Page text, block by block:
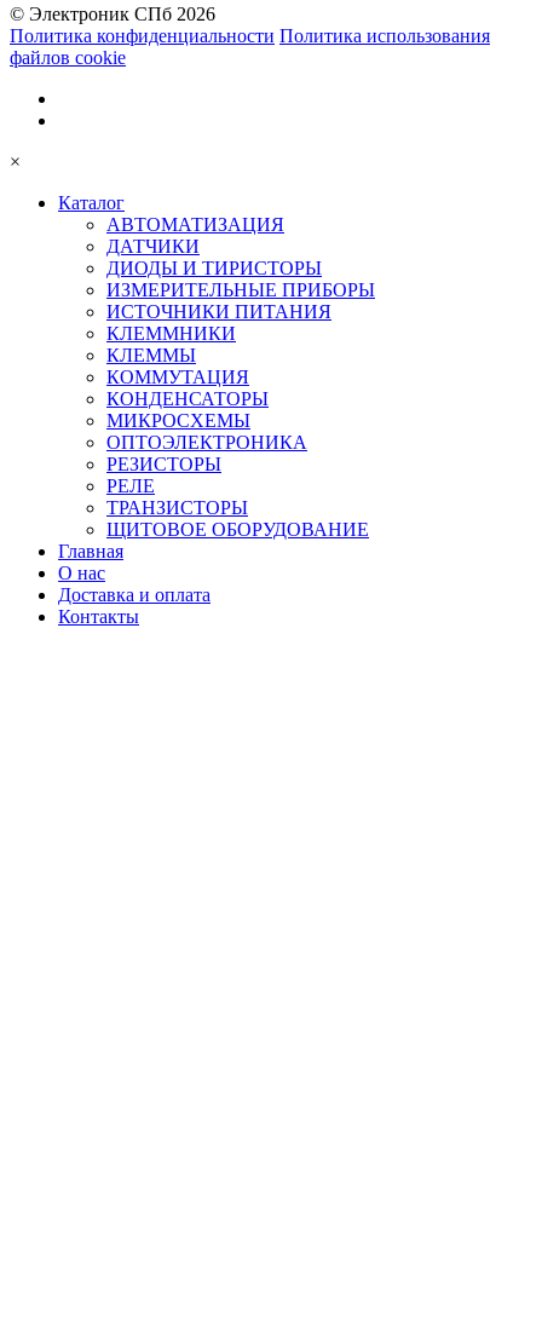
© Электроник СПб 2026
Политика конфиденциальности Политика использования
файлов cookie
×
Каталог
АВТОМАТИЗАЦИЯ
ДАТЧИКИ
ДИОДЫ И ТИРИСТОРЫ
ИЗМЕРИТЕЛЬНЫЕ ПРИБОРЫ
ИСТОЧНИКИ ПИТАНИЯ
КЛЕММНИКИ
КЛЕММЫ
КОММУТАЦИЯ
КОНДЕНСАТОРЫ
МИКРОСХЕМЫ
ОПТОЭЛЕКТРОНИКА
РЕЗИСТОРЫ
РЕЛЕ
ТРАНЗИСТОРЫ
ЩИТОВОЕ ОБОРУДОВАНИЕ
Главная
О нас
Доставка и оплата
Контакты